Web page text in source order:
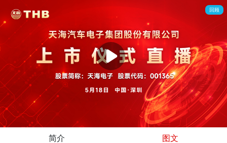
回顾
简介 图文